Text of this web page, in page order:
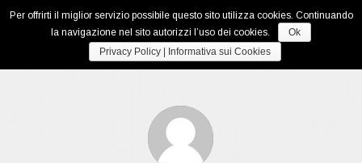
Per offrirti il miglior servizio possibile questo sito utilizza cookies. Continuando
la navigazione nel sito autorizzi l’uso dei cookies.
Ok
Privacy Policy | Informativa sui Cookies